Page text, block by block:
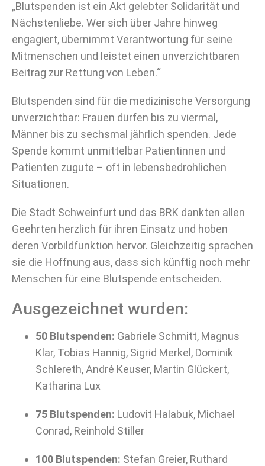
„Blutspenden ist ein Akt gelebter Solidarität und
Nächstenliebe. Wer sich über Jahre hinweg
engagiert, übernimmt Verantwortung für seine
Mitmenschen und leistet einen unverzichtbaren
Beitrag zur Rettung von Leben.“
Blutspenden sind für die medizinische Versorgung
unverzichtbar: Frauen dürfen bis zu viermal,
Männer bis zu sechsmal jährlich spenden. Jede
Spende kommt unmittelbar Patientinnen und
Patienten zugute – oft in lebensbedrohlichen
Situationen.
Die Stadt Schweinfurt und das BRK dankten allen
Geehrten herzlich für ihren Einsatz und hoben
deren Vorbildfunktion hervor. Gleichzeitig sprachen
sie die Hoffnung aus, dass sich künftig noch mehr
Menschen für eine Blutspende entscheiden.
Ausgezeichnet wurden:
50 Blutspenden: Gabriele Schmitt, Magnus
Klar, Tobias Hannig, Sigrid Merkel, Dominik
Schlereth, André Keuser, Martin Glückert,
Katharina Lux
75 Blutspenden: Ludovit Halabuk, Michael
Conrad, Reinhold Stiller
100 Blutspenden: Stefan Greier, Ruthard